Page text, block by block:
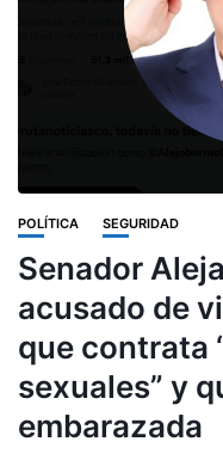
POLÍTICA SEGURIDAD
Senador
acusado de
que contrata
sexuales” y
embarazada